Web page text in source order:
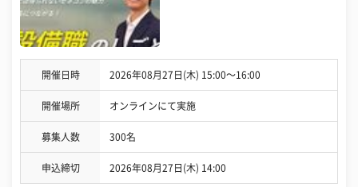
開催日時 2026年08月27日(木) 15:00〜16:00
開催場所 オンラインにて実施
募集人数 300名
申込締切 2026年08月27日(木) 14:00